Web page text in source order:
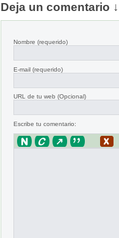
Deja un comentario ↓
Nombre (requerido)
E-mail (requerido)
URL de tu web (Opcional)
Escribe tu comentario: